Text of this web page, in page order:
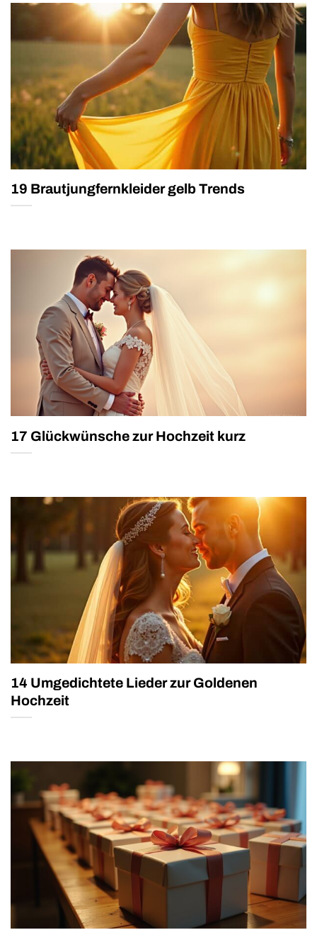
19 Brautjungfernkleider gelb Trends
17 Glückwünsche zur Hochzeit kurz
14 Umgedichtete Lieder zur Goldenen
Hochzeit